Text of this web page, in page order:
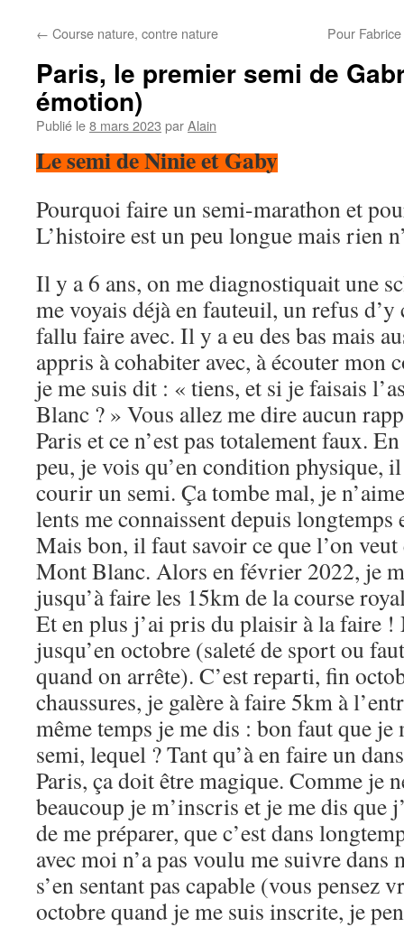
← Course nature, contre nature Pour
Paris, le premier semi de
émotion)
Publié le8 mars 2023 parAlain
Le semi de Ninie et Gaby
Pourquoi faire un semi-marathon et
L’histoire est un peu longue mais rien
Il y a 6 ans, on me diagnostiquait une
me voyais déjà en fauteuil, un refus
fallu faire avec. Il y a eu des bas mais
appris à cohabiter avec, à écouter
je me suis dit : « tiens, et si je faisais
Blanc ? » Vous allez me dire aucun
Paris et ce n’est pas totalement faux.
peu, je vois qu’en condition physique,
courir un semi. Ça tombe mal, je
lents me connaissent depuis
Mais bon, il faut savoir ce que l’on
Mont Blanc. Alors en février 2022, je
jusqu’à faire les 15km de la course
Et en plus j’ai pris du plaisir à la faire
jusqu’en octobre (saleté de sport ou
quand on arrête). C’est reparti, fin
chaussures, je galère à faire 5km à
même temps je me dis : bon faut que
semi, lequel ? Tant qu’à en faire un
Paris, ça doit être magique. Comme je
beaucoup je m’inscris et je me dis que
de me préparer, que c’est dans
avec moi n’a pas voulu me suivre
s’en sentant pas capable (vous pensez
octobre quand je me suis inscrite, je